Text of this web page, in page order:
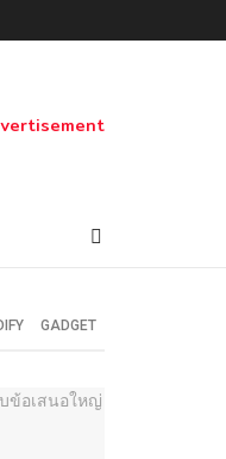
GADGET